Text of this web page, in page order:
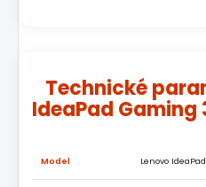
Technické
IdeaPad Gaming
Model Lenovo